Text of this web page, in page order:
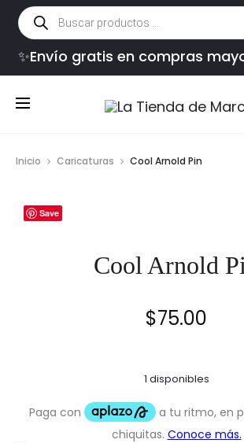
Búsqueda
de
productos
✨Envío gratis en compras
Inicio Caricaturas Cool Arnold Pin
Save
Cool Arnold
$75.00
1 disponibles